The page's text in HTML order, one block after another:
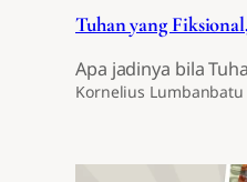
Tuhan yang
Apa jadinya bila
Kornelius Lumbanbatu